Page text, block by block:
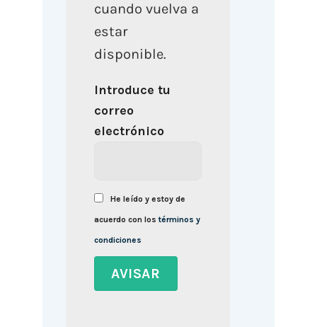
cuando vuelva a
estar
disponible.
Introduce tu
correo
electrónico
He leído y estoy de
acuerdo con lostérminos y
condiciones